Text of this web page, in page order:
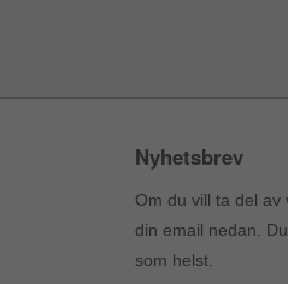
Nyhetsbrev
Om du vill ta del av
din email nedan.
som helst.